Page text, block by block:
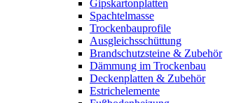
Gipskartonplatten
Spachtelmasse
Trockenbauprofile
Ausgleichsschüttung
Brandschutzsteine & Zubehör
Dämmung im Trockenbau
Deckenplatten & Zubehör
Estrichelemente